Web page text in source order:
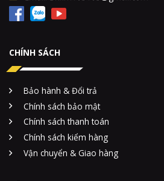
CHÍNH SÁCH
Bảo hành & Đổi trả
Chính sách bảo mật
Chính sách thanh toán
Chính sách kiểm hàng
Vận chuyển & Giao hàng